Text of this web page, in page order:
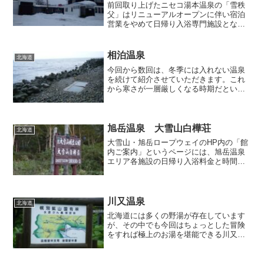
前回取り上げたニセコ湯本温泉の「雪秩
父」はリニューアルオープンに伴い宿泊
営業をやめて日帰り入浴専門施設となり
で今回はニセコ湯本の別荘地の中にある
お宿「湯ごもりの宿 アダ...
北海道 相泊温泉
今回から数回は、冬季には入れない温泉
を続けて紹介させていただきます。これ
から寒さが一層厳しくなる時期だという
臼線の道が尽き果てると...
北海道 旭岳温泉 大雪山白樺荘
大雪山・旭岳ロープウェイのHP内の「館
内ご案内」というページには、旭岳温泉
エリア各施設の日帰り入浴料金と時間帯
い場所柄だけあって、1...
北海道 川又温泉
北海道には多くの野湯が存在しています
が、その中でも今回はちょっとした冒険
をすれば極上のお湯を堪能できる川又温